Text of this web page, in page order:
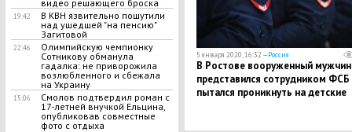
видео решающего броска
19:42
В КВН язвительно пошутили
над ушедшей "на пенсию"
Загитовой
22:46
​Олимпийскую чемпионку
Сотникову обманула
гадалка: не приворожила
возлюбленного и сбежала
на Украину
15:06
Смолов подтвердил роман с
17-летней внучкой Ельцина,
опубликовав совместные
фото с отдыха
5 января 2020, 16:32 —Россия
В Ростове вооруженный
представился сотрудником ФСБ
пытался проникнуть на детские